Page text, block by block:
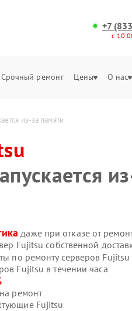
+7
с
Срочный ремонт Цены О нас
из-за памяти
даже при отказе от
Fujitsu собственной
по ремонту серверов Fujitsu
Fujitsu в течении часа
ремонт
Fujitsu